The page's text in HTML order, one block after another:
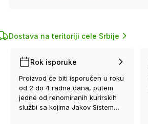
Dostava na teritoriji cele Srbije
Rok isporuke
Proizvod će biti isporučen u roku
od 2 do 4 radna dana, putem
jedne od renomiranih kurirskih
službi sa kojima Jakov Sistem